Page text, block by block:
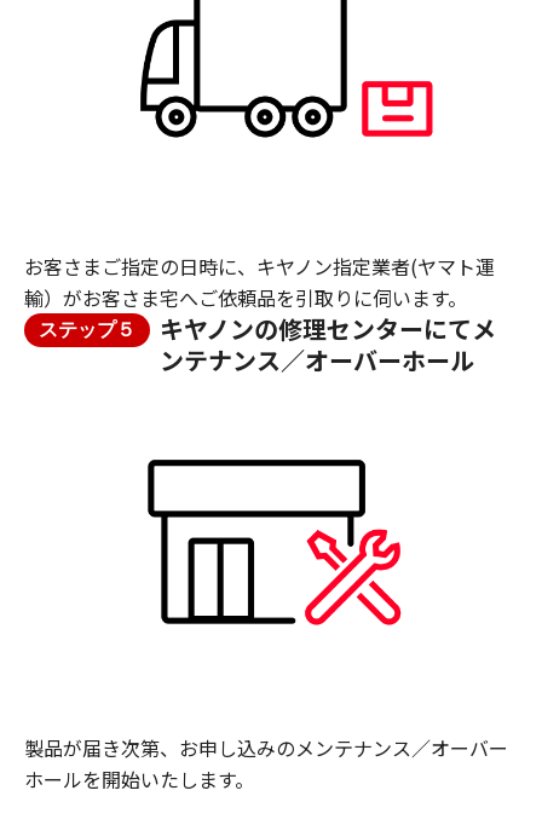
お客さまご指定の日時に、キヤノン指定業者(ヤマト運
輸）がお客さま宅へご依頼品を引取りに伺います。
ステップ５
キヤノンの修理センターにてメ
ンテナンス／オーバーホール
製品が届き次第、お申し込みのメンテナンス／オーバー
ホールを開始いたします。